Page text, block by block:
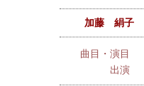
加藤 絹子
曲目・演目
出演